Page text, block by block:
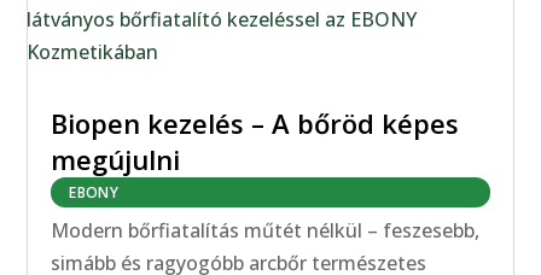
Biopen kezelés – A bőröd képes
megújulni
EBONY
Modern bőrfiatalítás műtét nélkül – feszesebb,
simább és ragyogóbb arcbőr természetes